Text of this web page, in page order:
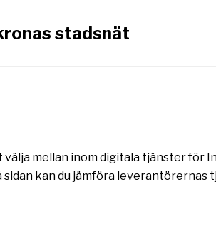
stadsnät
mellan inom digitala tjänster för
kan du jämföra